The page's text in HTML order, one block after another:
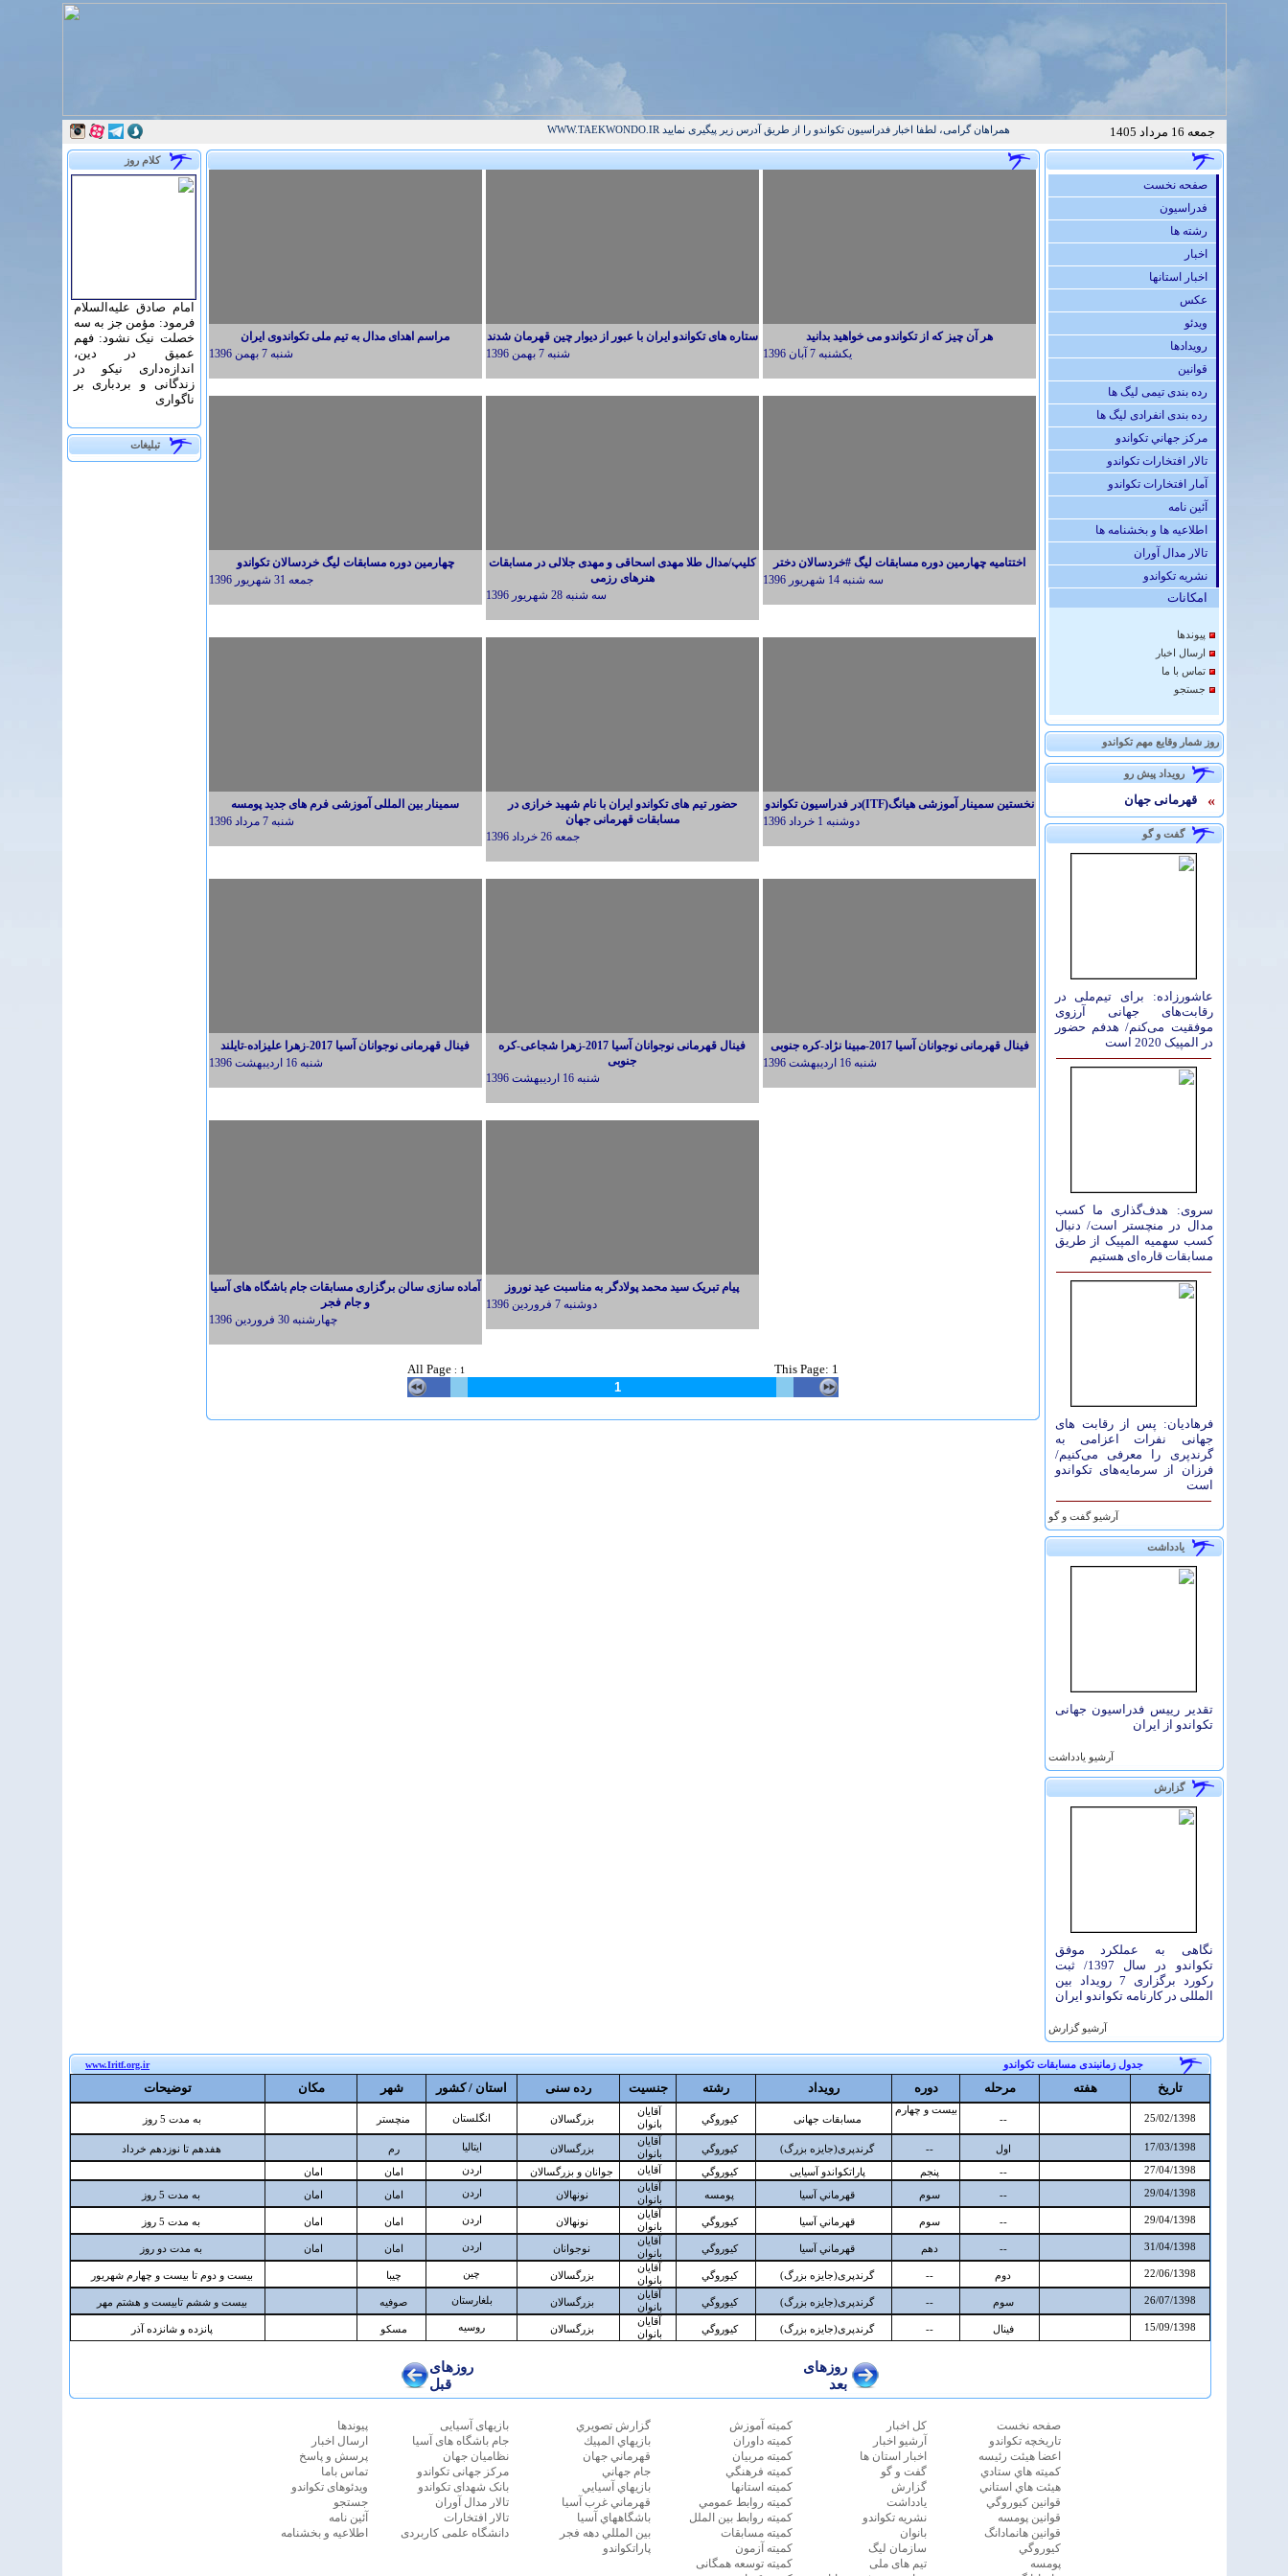
همراهان گرامی، لطفا اخبار فدراسیون تکواندو را از طریق آدرس زیر پیگیری نمایید WWW.TAEKWONDO.IR جمعه 16 مرداد 1405
کلام روز
امام صادق علیه‌السلام
فرمود: مؤمن جز به سه
خصلت نیک نشود: فهم
عمیق در دین،
اندازه‌دارى نیکو در
زندگانى و بردبارى بر
ناگوارى
تبلیغات
مراسم اهدای مدال به تیم ملی تکواندوی ایران
شنبه 7 بهمن 1396
ستاره های تکواندو ایران با عبور از دیوار چین قهرمان شدند
شنبه 7 بهمن 1396
هر آن چیز كه از تکواندو می خواهید بدانید
يكشنبه 7 آبان 1396
چهارمین دوره مسابقات لیگ خردسالان تکواندو
جمعه 31 شهريور 1396
کلیپ/مدال طلا مهدی اسحاقی و مهدی جلالی در مسابقات
هنرهای رزمی
سه شنبه 28 شهريور 1396
اختتامیه چهارمین دوره مسابقات لیگ #خردسالان دختر
سه شنبه 14 شهريور 1396
سمینار بین المللی آموزشی فرم های جدید پومسه
شنبه 7 مرداد 1396
حضور تیم های تکواندو ایران با نام شهید خرازی در
مسابقات قهرمانی جهان
جمعه 26 خرداد 1396
نخستین سمینار آموزشی هیانگ(ITF)در فدراسیون تکواندو
دوشنبه 1 خرداد 1396
فینال قهرمانی نوجوانان آسیا 2017-زهرا علیزاده-تایلند
شنبه 16 ارديبهشت 1396
فینال قهرمانی نوجوانان آسیا 2017-زهرا شجاعی-کره
جنوبی
شنبه 16 ارديبهشت 1396
فینال قهرمانی نوجوانان آسیا 2017-مبینا نژاد-کره جنوبی
شنبه 16 ارديبهشت 1396
آماده سازی سالن برگزاری مسابقات جام باشگاه های آسیا
و جام فجر
چهارشنبه 30 فروردين 1396
پیام تبریک سید محمد پولادگر به مناسبت عید نوروز
دوشنبه 7 فروردين 1396
All Page : 1 This Page: 1
1
صفحه نخست
فدراسيون
رشته ها
اخبار
اخبار استانها
عكس
ویدئو
رويدادها
قوانين
رده بندی تیمی لیگ ها
رده بندی انفرادی لیگ ها
مركز جهاني تكواندو
تالار افتخارات تكواندو
آمار افتخارات تكواندو
آئين نامه
اطلاعیه ها و بخشنامه ها
تالار مدال آوران
نشريه تكواندو
امكانات
پيوندها
ارسال اخبار
تماس با ما
جستجو
روز شمار وقایع مهم تکواندو
رويداد پيش رو
قهرمانی جهان »
گفت و گو
عاشورزاده: برای تیم‌ملی در
رقابت‌های جهانی آرزوی
موفقیت می‌کنم/ هدفم حضور
در المپیک 2020 است
سروی: هدف‌گذاری ما کسب
مدال در منچستر است/ دنبال
کسب سهمیه المپیک از طریق
مسابقات قاره‌ای هستیم
فرهادیان: پس از رقابت های
جهانی نفرات اعزامی به
گرندپری را معرفی می‌کنیم/
فرزان از سرمایه‌های تکواندو
است
آرشيو گفت و گو
یادداشت
تقدیر رییس فدراسیون جهانی
تکواندو از ایران
آرشيو یادداشت
گزارش
نگاهی به عملکرد موفق
تکواندو در سال 1397/ ثبت
رکورد برگزاری 7 رویداد بین
المللی در کارنامه تکواندو ایران
آرشيو گزارش
صفحه نخست
تاريخچه تكواندو
اعضا هيئت رئيسه
كميته هاي ستادي
هيئت هاي استاني
قوانين كيوروگي
قوانين پومسه
قوانين هانمادانگ
كيوروگي
پومسه
كل اخبار
آرشیو اخبار
اخبار استان ها
گفت و گو
گزارش
یادداشت
نشريه تكواندو
بانوان
سازمان ليگ
تیم های ملی
كميته آموزش
كميته داوران
كميته مربيان
كميته فرهنگي
كميته استانها
كميته روابط عمومي
كميته روابط بين الملل
كميته مسابقات
كميته آزمون
كميته توسعه همگانی
گزارش تصويري
بازيهاي المپيك
قهرماني جهان
جام جهاني
بازيهاي آسيايي
قهرماني غرب آسيا
باشگاههاي آسيا
بين المللي دهه فجر
پاراتکواندو
بازیهای آسیایی
جام باشگاه های آسیا
نظامیان جهان
مرکز جهانی تکواندو
بانک شهدای تکواندو
تالار مدال آوران
تالار افتخارات
دانشگاه علمی کاربردی
پيوندها
ارسال اخبار
پرسش و پاسخ
تماس باما
ویدئوهای تکواندو
جستجو
آئين نامه
اطلاعیه و بخشنامه